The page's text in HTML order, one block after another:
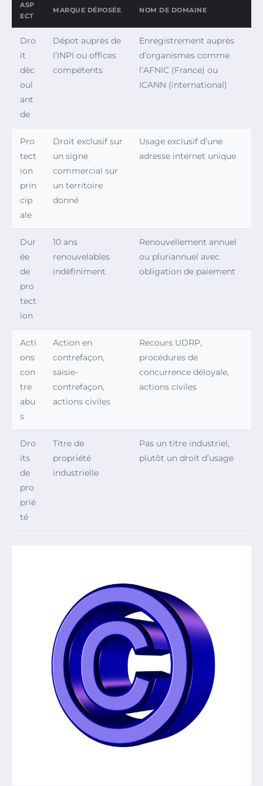
ASP
ECT
MARQUE DÉPOSÉE NOM DE DOMAINE
Dro
it
déc
oul
ant
de
Dépot auprès de
l’INPI ou offices
compétents
Enregistrement auprès
d’organismes comme
l’AFNIC (France) ou
ICANN (international)
Pro
tect
ion
prin
cip
ale
Droit exclusif sur
un signe
commercial sur
un territoire
donné
Usage exclusif d’une
adresse internet unique
Dur
ée
de
pro
tect
ion
10 ans
renouvelables
indéfiniment
Renouvellement annuel
ou pluriannuel avec
obligation de paiement
Acti
ons
con
tre
abu
s
Action en
contrefaçon,
saisie-
contrefaçon,
actions civiles
Recours UDRP,
procédures de
concurrence déloyale,
actions civiles
Dro
its
de
pro
prié
té
Titre de
propriété
industrielle
Pas un titre industriel,
plutôt un droit d’usage